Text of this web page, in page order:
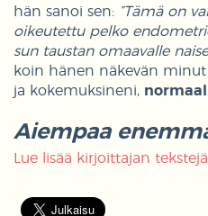
hän sanoi sen: ”Tämä on
oikeutettu pelko
sun taustan omaavalle
koin hänen näkevän
ja kokemuksineni,
Aiempaa
Lue lisää kirjoittajan